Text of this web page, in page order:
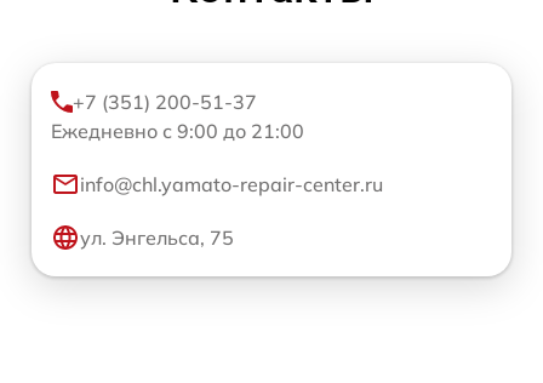
+7 (351) 200-51-37
Ежедневно с 9:00 до 21:00
info@chl.yamato-repair-center.ru
ул. Энгельса, 75